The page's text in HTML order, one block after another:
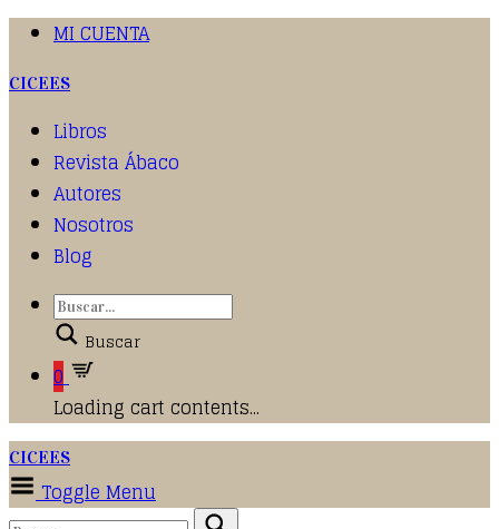
MI CUENTA
CICEES
Libros
Revista Ábaco
Autores
Nosotros
Blog
Buscar
0
Loading cart contents...
CICEES
Toggle Menu